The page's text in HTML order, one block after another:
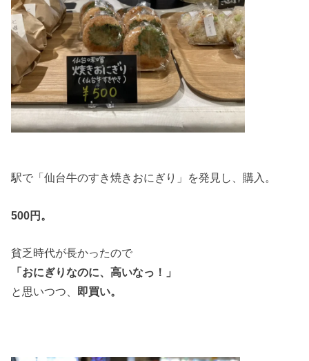
駅で「仙台牛のすき焼きおにぎり」を発見し、購入。
500円。
貧乏時代が長かったので
「おにぎりなのに、高いなっ！」
と思いつつ、
即買い。